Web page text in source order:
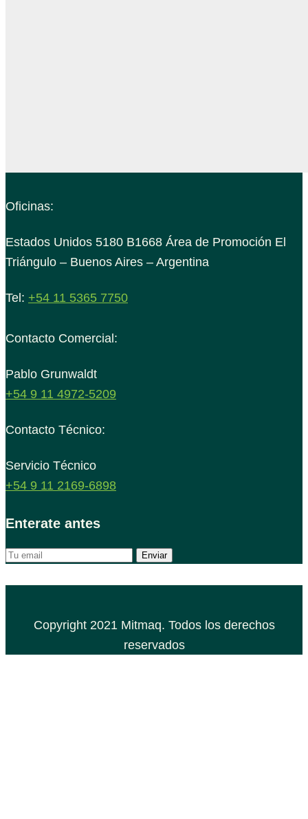
Oficinas:
Estados Unidos 5180 B1668 Área de Promoción El
Triángulo – Buenos Aires – Argentina
Tel: +54 11 5365 7750
Contacto Comercial:
Pablo Grunwaldt
+54 9 11 4972-5209
Contacto Técnico:
Servicio Técnico
+54 9 11 2169-6898
Enterate antes
Copyright 2021 Mitmaq. Todos los derechos
reservados